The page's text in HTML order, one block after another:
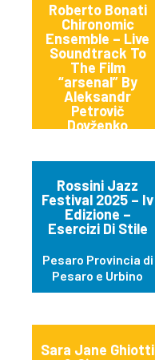
Roberto Bonati
Chironomic
Ensemble – Live
Soundtrack To
The Film
“arsenal” By
Aleksandr
Petrovič
Dovženko
Rossini Jazz
Festival 2025 – Iv
Edizione –
Esercizi Di Stile
Pesaro Provincia di
Pesaro e Urbino
Sara Jane Ghiotti